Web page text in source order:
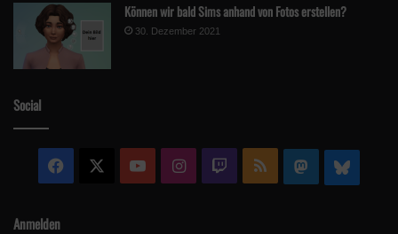
Können wir bald Sims anhand von Fotos erstellen?
30. Dezember 2021
Social
Facebook YouTubeInstagram
Twitch RSS Mastodon
Anmelden